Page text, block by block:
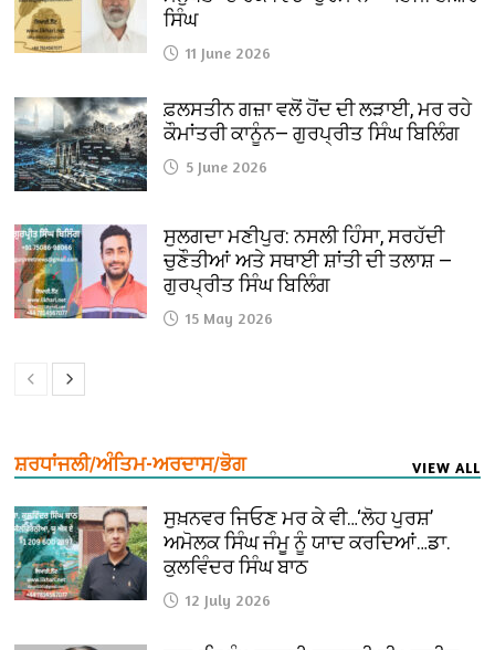
ਸਿੰਘ
11 June 2026
ਫ਼ਲਸਤੀਨ ਗਜ਼ਾ ਵਲੋਂ ਹੋਂਦ ਦੀ ਲੜਾਈ, ਮਰ ਰਹੇ
ਕੌਮਾਂਤਰੀ ਕਾਨੂੰਨ— ਗੁਰਪ੍ਰੀਤ ਸਿੰਘ ਬਿਲਿੰਗ
5 June 2026
ਸੁਲਗਦਾ ਮਣੀਪੁਰ: ਨਸਲੀ ਹਿੰਸਾ, ਸਰਹੱਦੀ
ਚੁਣੌਤੀਆਂ ਅਤੇ ਸਥਾਈ ਸ਼ਾਂਤੀ ਦੀ ਤਲਾਸ਼ —
ਗੁਰਪ੍ਰੀਤ ਸਿੰਘ ਬਿਲਿੰਗ
15 May 2026
ਸ਼ਰਧਾਂਜਲੀ/ਅੰਤਿਮ-ਅਰਦਾਸ/ਭੋਗ VIEW ALL
ਸੁਖ਼ਨਵਰ ਜਿਓਣ ਮਰ ਕੇ ਵੀ…‘ਲੋਹ ਪੁਰਸ਼’
ਅਮੋਲਕ ਸਿੰਘ ਜੰਮੂ ਨੂੰ ਯਾਦ ਕਰਦਿਆਂ…ਡਾ.
ਕੁਲਵਿੰਦਰ ਸਿੰਘ ਬਾਠ
12 July 2026